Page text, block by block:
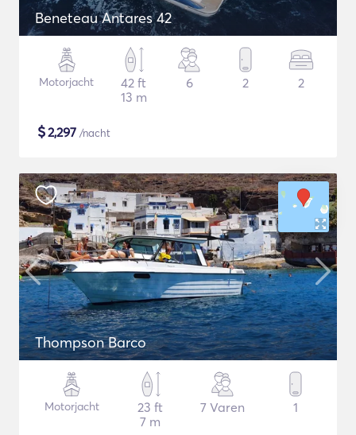
Beneteau Antares 42
Motorjacht
42 ft
13 m
6 2 2
$2,297 /nacht
Thompson Barco
Motorjacht
23 ft
7 m
7 Varen 1